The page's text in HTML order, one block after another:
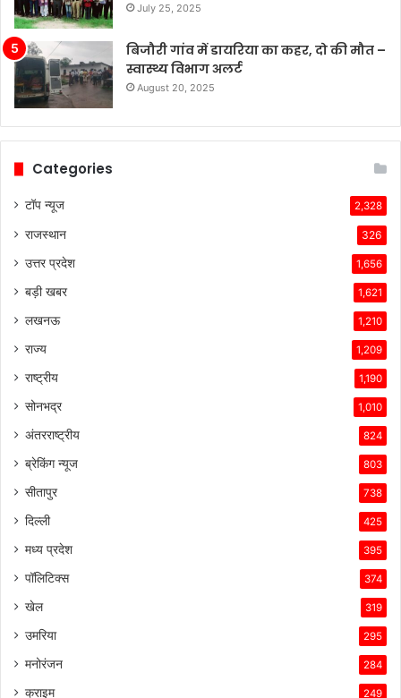
बनी
हुई
है,
जबकि
अन्य
कंपनियां
समस्याओं
का
सामना
July 25, 2025
बिजौरी गांव में डायरिया का कहर, दो की मौत –
स्वास्थ्य विभाग अलर्ट
August 20, 2025
Categories
टॉप न्यूज 2,328
राजस्थान 326
उत्तर प्रदेश 1,656
बड़ी खबर 1,621
लखनऊ 1,210
राज्य 1,209
राष्ट्रीय 1,190
सोनभद्र 1,010
अंतरराष्ट्रीय 824
ब्रेकिंग न्यूज 803
सीतापुर 738
दिल्ली 425
मध्य प्रदेश 395
पॉलिटिक्स 374
खेल 319
उमरिया 295
मनोरंजन 284
क्राइम 249